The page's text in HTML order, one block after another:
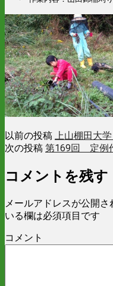
以前の投稿
上山棚田大
次の投稿 第169回 定例
コメントを残す
メールアドレスが公開さ
いる欄は必須項目です
コメント